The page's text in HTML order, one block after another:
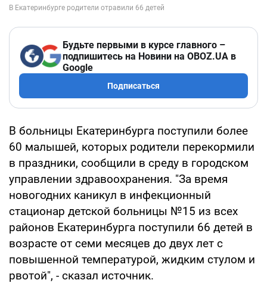
Будьте первыми в курсе главного –
подпишитесь на Новини на OBOZ.UA в
Google
Подписаться
В больницы Екатеринбурга поступили более
60 малышей, которых родители перекормили
в праздники, сообщили в среду в городском
управлении здравоохранения. "За время
новогодних каникул в инфекционный
стационар детской больницы №15 из всех
районов Екатеринбурга поступили 66 детей в
возрасте от семи месяцев до двух лет с
повышенной температурой, жидким стулом и
рвотой", - сказал источник.